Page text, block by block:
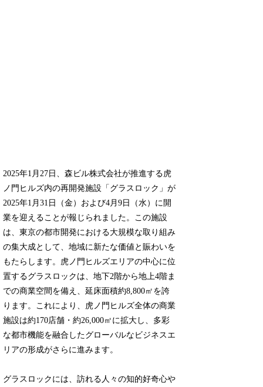
2025年1月27日、森ビル株式会社が推進する虎
ノ門ヒルズ内の再開発施設「グラスロック」が
2025年1月31日（金）および4月9日（水）に開
業を迎えることが報じられました。この施設
は、東京の都市開発における大規模な取り組み
の集大成として、地域に新たな価値と賑わいを
もたらします。虎ノ門ヒルズエリアの中心に位
置するグラスロックは、地下2階から地上4階ま
での商業空間を備え、延床面積約8,800㎡を誇
ります。これにより、虎ノ門ヒルズ全体の商業
施設は約170店舗・約26,000㎡に拡大し、多彩
な都市機能を融合したグローバルなビジネスエ
リアの形成がさらに進みます。
グラスロックには、訪れる人々の知的好奇心や